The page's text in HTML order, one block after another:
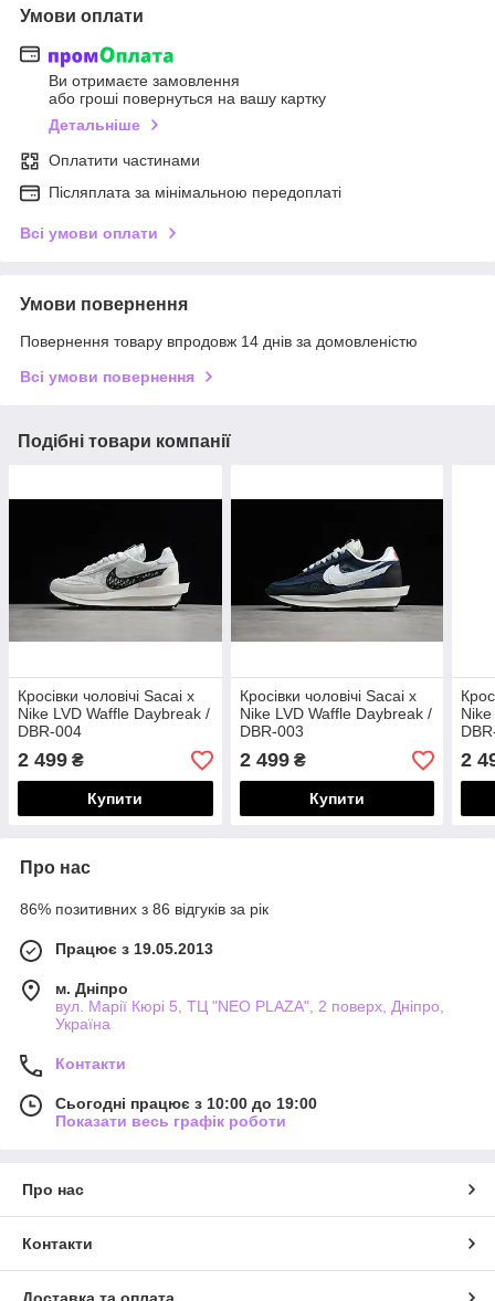
Умови оплати
Ви отримаєте замовлення
або гроші повернуться на вашу картку
Детальніше
Оплатити частинами
Післяплата за мінімальною передоплаті
Всі умови оплати
Умови повернення
Повернення товару впродовж 14 днів за домовленістю
Всі умови повернення
Подібні товари компанії
Кросівки чоловічі Sacai x
Nike LVD Waffle Daybreak /
DBR-004
2 499 ₴
Купити
Кросівки чоловічі Sacai x
Nike LVD Waffle Daybreak /
DBR-003
2 499₴
Купити
2
Про нас
86% позитивних з 86 відгуків за рік
Працює з 19.05.2013
м. Дніпро
вул. Марії Кюрі 5, ТЦ "NEO PLAZA", 2 поверх, Дніпро,
Україна
Контакти
Сьогодні працює з 10:00 до 19:00
Показати весь графік роботи
Про нас
Контакти